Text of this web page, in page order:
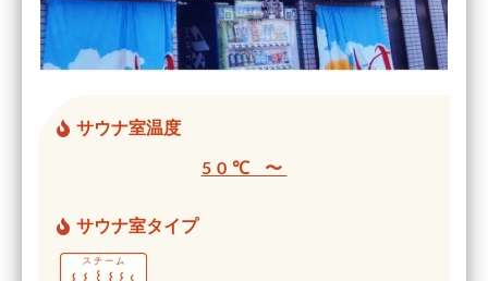
サウナ室温度
50℃ 〜
サウナ室タイプ